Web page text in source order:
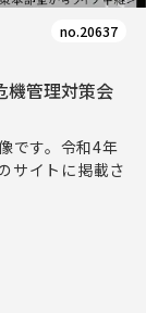
no.20637
機管理対策会
です。令和4年
サイトに掲載さ